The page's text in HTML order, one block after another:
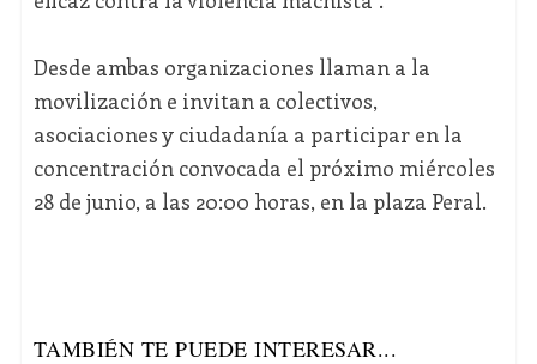
Desde ambas organizaciones llaman a la
movilización e invitan a colectivos,
asociaciones y ciudadanía a participar en la
concentración convocada el próximo miércoles
28 de junio, a las 20:00 horas, en la plaza Peral.
TAMBIÉN TE PUEDE INTERESAR...